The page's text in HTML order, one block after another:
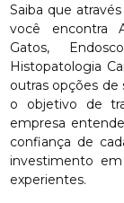
Saiba que
você encontra
Gatos,
Histopatologia
outras opções de
o objetivo de
empresa
confiança de
investimento
experientes.